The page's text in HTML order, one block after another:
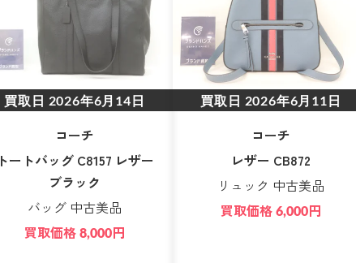
買取日 2026年6月14日
コーチ
トートバッグ C8157 レザー
ブラック
バッグ 中古美品
買取価格 8,000円
買取日 2026年6月11日
コーチ
レザー CB872
リュック 中古美品
買取価格 6,000円